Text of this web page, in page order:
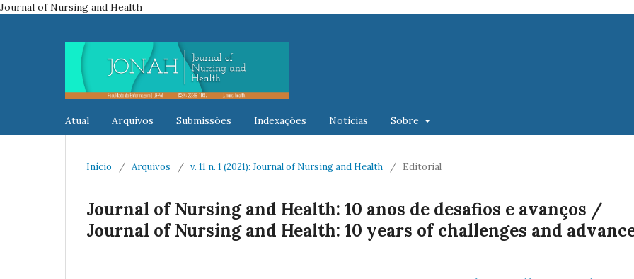
Journal of Nursing and Health
Atual Arquivos Submissões Indexações Notícias Sobre
Início / Arquivos / v. 11 n. 1 (2021): Journal of Nursing and Health / Editorial
Journal of Nursing and Health: 10 anos de desafios e avanços /
Journal of Nursing and Health: 10 years of challenges and